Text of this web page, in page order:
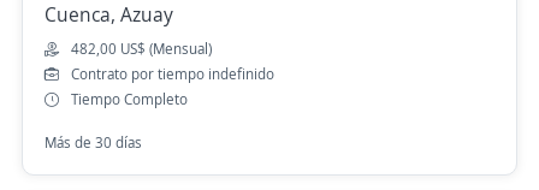
Cuenca, Azuay
482,00 US$ (Mensual)
Contrato por tiempo indefinido
Tiempo Completo
Más de 30 días